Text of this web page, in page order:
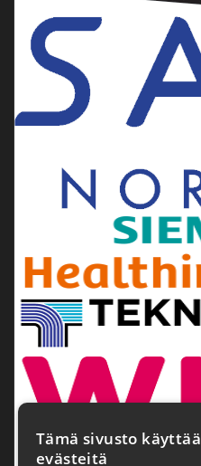
Tämä sivusto käyttää
evästeitä